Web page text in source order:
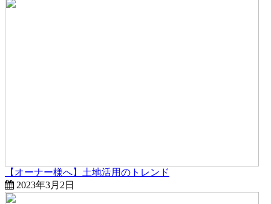
【オーナー様へ】土地活用のトレンド
2023年3月2日